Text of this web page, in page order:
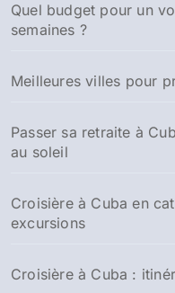
e
r
Quel budget pour un
semaines ?
Meilleures villes pour
Passer sa retraite à
au soleil
Croisière à Cuba en
excursions
Croisière à Cuba :